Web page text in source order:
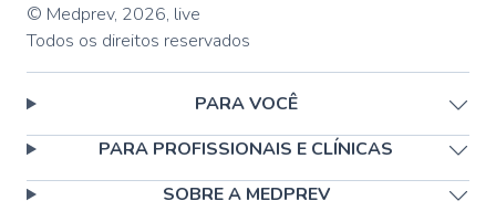
© Medprev, 2026, live
Todos os direitos reservados
PARA VOCÊ
PARA PROFISSIONAIS E CLÍNICAS
SOBRE A MEDPREV